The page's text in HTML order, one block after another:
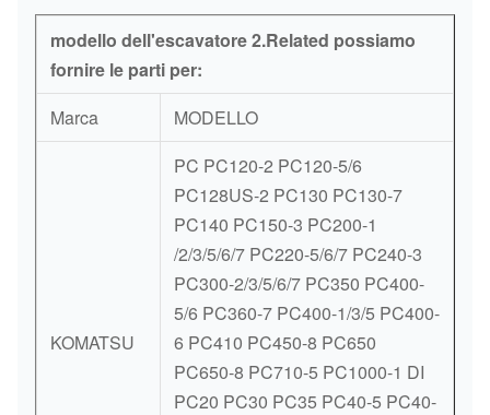
modello dell'escavatore 2.Related possiamo
fornire le parti per:
Marca
MODELLO
KOMATSU
PC PC120-2 PC120-5/6
PC128US-2 PC130 PC130-7
PC140 PC150-3 PC200-1
/2/3/5/6/7 PC220-5/6/7 PC240-3
PC300-2/3/5/6/7 PC350 PC400-
5/6 PC360-7 PC400-1/3/5 PC400-
6 PC410 PC450-8 PC650
PC650-8 PC710-5 PC1000-1 DI
PC20 PC30 PC35 PC40-5 PC40-